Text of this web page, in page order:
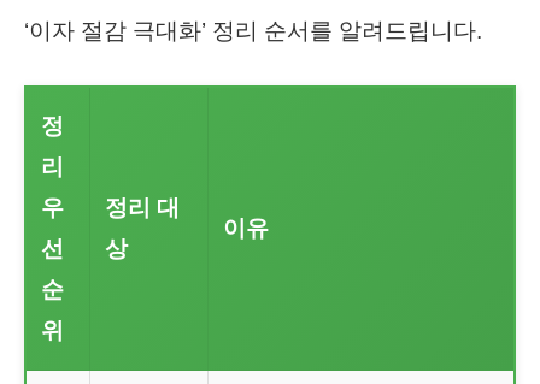
‘이자 절감 극대화’ 정리 순서를 알려드립니다.
정
리
우
선
순
위
정리 대
상
이유